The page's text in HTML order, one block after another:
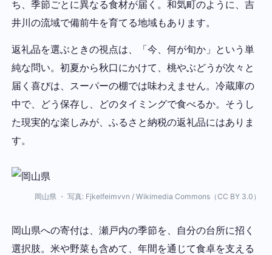
ち、季節ごとに異なる食材が届く。和気町のように、吉
井川の流域で備前牛を育てる地域もあります。
返礼品を選ぶときの視点は、「今、何が旬か」という単
純な問い。初夏から秋口にかけて、桃やぶどうが次々と
届く喜びは、スーパーの棚では味わえません。冷蔵庫の
中で、どう保存し、どのタイミングで食べるか。そうし
た現実的な楽しみが、ふるさと納税の返礼品にはありま
す。
岡山県 ・ 写真: Fjkelfeimvvn / Wikimedia Commons（CC BY 3.0）
岡山県への寄付は、瀬戸内の季節を、自分の台所に招く
選択肢。米や野菜も含めて、年間を通じて食卓を支える